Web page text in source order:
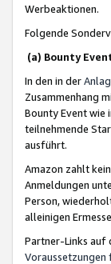
Werbeaktionen.
Folgende
(a) Bounty
In den in der
Zusammenhang
Bounty Event wie
teilnehmende
ausführt.
Amazon zahlt
Anmeldungen
Person,
alleinigen
Partner-Links auf
Voraussetzungen